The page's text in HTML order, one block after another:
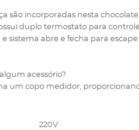
são incorporadas nesta
duplo termostato para
e sistema abre e fecha para
acessório?
um copo medidor,
220V